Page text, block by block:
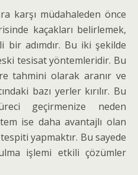
karşı müdahaleden önce
kaçakları belirlemek,
bir adımdır. Bu iki şekilde
tesisat yöntemleridir. Bu
tahmini olarak aranır ve
bazı yerler kırılır. Bu
geçirmenize neden
ise daha avantajlı olan
yapmaktır. Bu sayede
işlemi etkili çözümler